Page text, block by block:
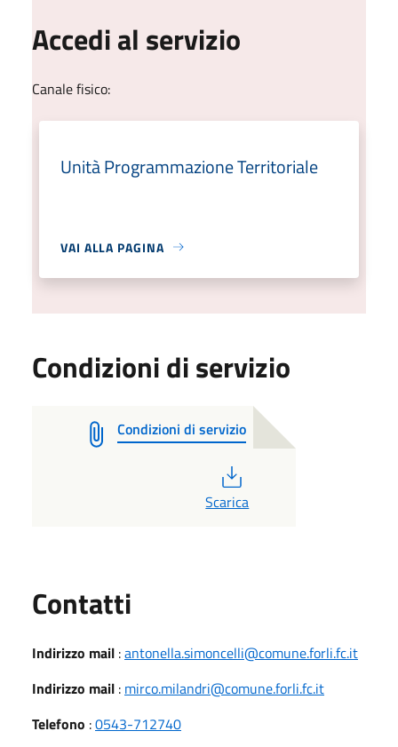
Accedi al servizio
Canale fisico:
Unità Programmazione Territoriale
VAI ALLA PAGINA
Condizioni di servizio
Condizioni di servizio
Scarica
Contatti
Indirizzo mail :antonella.simoncelli@comune.forli.fc.it
Indirizzo mail : mirco.milandri@comune.forli.fc.it
Telefono :0543-712740